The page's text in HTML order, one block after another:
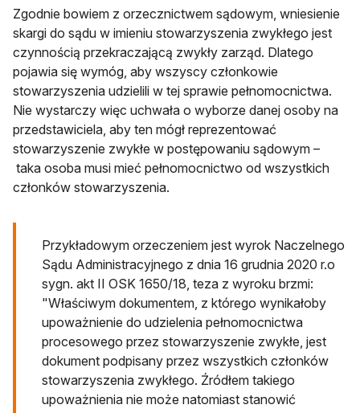
Zgodnie bowiem z orzecznictwem sądowym, wniesienie
skargi do sądu w imieniu stowarzyszenia zwykłego jest
czynnością przekraczającą zwykły zarząd. Dlatego
pojawia się wymóg, aby wszyscy członkowie
stowarzyszenia udzielili w tej sprawie pełnomocnictwa.
Nie wystarczy więc uchwała o wyborze danej osoby na
przedstawiciela, aby ten mógł reprezentować
stowarzyszenie zwykłe w postępowaniu sądowym –
taka osoba musi mieć pełnomocnictwo od wszystkich
członków stowarzyszenia.
Przykładowym orzeczeniem jest wyrok Naczelnego
Sądu Administracyjnego z dnia 16 grudnia 2020 r.o
sygn. akt II OSK 1650/18, teza z wyroku brzmi:
"Właściwym dokumentem, z którego wynikałoby
upoważnienie do udzielenia pełnomocnictwa
procesowego przez stowarzyszenie zwykłe, jest
dokument podpisany przez wszystkich członków
stowarzyszenia zwykłego. Źródłem takiego
upoważnienia nie może natomiast stanowić